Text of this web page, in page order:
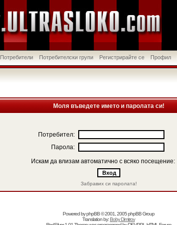
Потребители Потребителски групи Регистрирайте се Профил
Моля въведете името и паролата си!
Потребител:
Парола:
Искам да влизам автоматично с всяко посещение:
Забравих си паролата!
Powered byphpBB© 2001, 2005 phpBB Group
Translation by:Boby Dimitrov